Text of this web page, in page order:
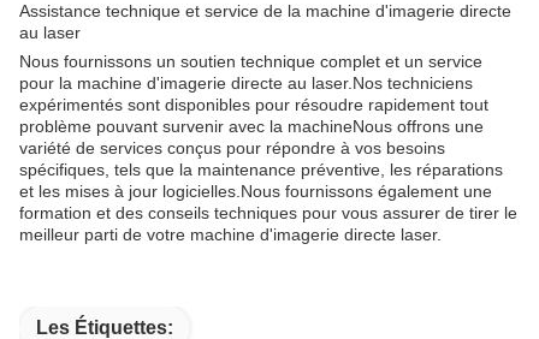
Assistance technique et service de la machine d'imagerie directe
au laser
Nous fournissons un soutien technique complet et un service
pour la machine d'imagerie directe au laser.Nos techniciens
expérimentés sont disponibles pour résoudre rapidement tout
problème pouvant survenir avec la machineNous offrons une
variété de services conçus pour répondre à vos besoins
spécifiques, tels que la maintenance préventive, les réparations
et les mises à jour logicielles.Nous fournissons également une
formation et des conseils techniques pour vous assurer de tirer le
meilleur parti de votre machine d'imagerie directe laser.
Les Étiquettes: